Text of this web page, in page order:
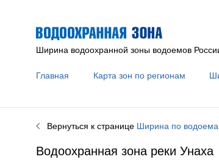
Ширина водоохранной зоны водоемов
Главная Карта зон по регионам
Вернуться к странице Ширина по
Водоохранная зона реки Унаха